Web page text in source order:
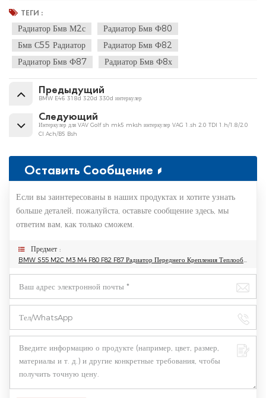
ТЕГИ :
Радиатор Бмв М2с
Радиатор Бмв Ф80
Бмв С55 Радиатор
Радиатор Бмв Ф82
Радиатор Бмв Ф87
Радиатор Бмв Ф8х
Предыдущий
BMW E46 318d 320d 330d интеркулер
Следующий
Интеркулер для VAV Golf sh mk5 mksh интеркулер VAG 1.sh 2.0 TDI 1.h/1.8/2.0
CI Ach/B5 Bsh
Оставить Сообщение
Если вы заинтересованы в наших продуктах и хотите узнать
больше деталей, пожалуйста, оставьте сообщение здесь, мы
ответим вам, как только сможем.
Предмет :
BMW S55 M2C M3 M4 F80 F82 F87 Радиатор Переднего Крепления Теплообменника 2015-2019